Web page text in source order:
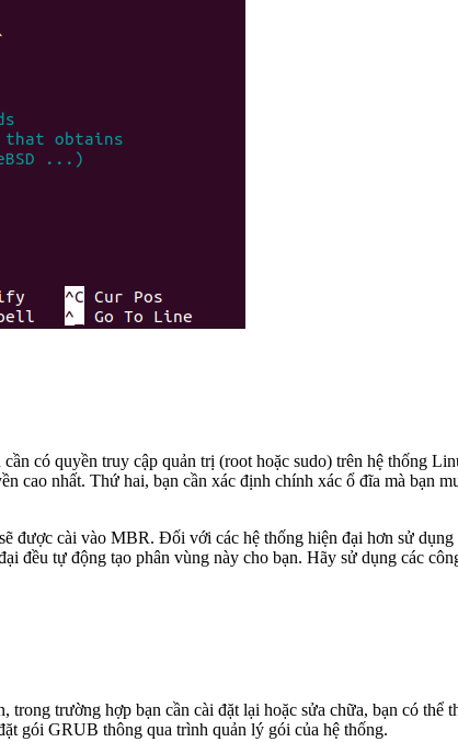
có quyền truy cập quản trị (root hoặc sudo) trên hệ thống
cao nhất. Thứ hai, bạn cần xác định chính xác ổ đĩa mà bạn
cài vào MBR. Đối với các hệ thống hiện đại hơn sử
đều tự động tạo phân vùng này cho bạn. Hãy sử dụng các
trường hợp bạn cần cài đặt lại hoặc sửa chữa, bạn có thể
gói GRUB thông qua trình quản lý gói của hệ thống.